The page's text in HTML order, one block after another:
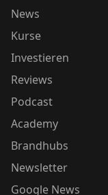
News
Kurse
Investieren
Reviews
Podcast
Academy
Brandhubs
Newsletter
Google News